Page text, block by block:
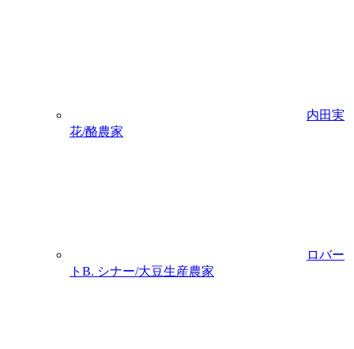
内田実
花/酪農家
ロバー
トB. シナー/大豆生産農家